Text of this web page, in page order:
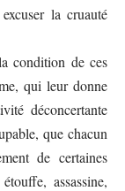
la cruauté
condition de ces
qui leur donne
déconcertante
que chacun
de certaines
assassine,